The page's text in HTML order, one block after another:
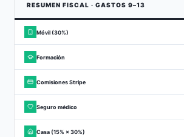
RESUMEN FISCAL · GASTOS 9–13
Móvil (30%)
Formación
Comisiones Stripe
Seguro médico
Casa (15% × 30%)